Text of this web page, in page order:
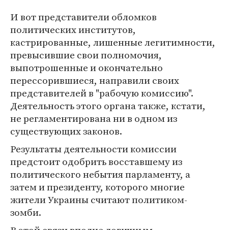
И вот представители обломков
политических институтов,
кастрированные, лишенные легитимности,
превысившие свои полномочия,
выпотрошенные и окончательно
перессорившиеся, направили своих
представителей в "рабочую комиссию".
Деятельность этого органа также, кстати,
не регламентирована ни в одном из
существующих законов.
Результаты деятельности комиссии
предстоит одобрить восставшему из
политического небытия парламенту, а
затем и президенту, которого многие
жители Украины считают политиком-
зомби.